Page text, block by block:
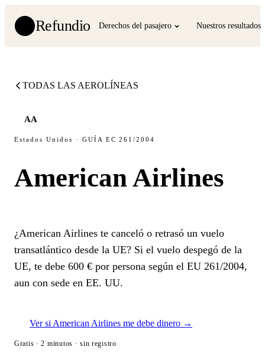
Refundio Derechos del pasajero Nuestros resultados
TODAS LAS AEROLÍNEAS
AA
Estados Unidos · GUÍA EC 261/2004
American Airlines
¿American Airlines te canceló o retrasó un vuelo
transatlántico desde la UE? Si el vuelo despegó de la
UE, te debe 600 € por persona según el EU 261/2004,
aun con sede en EE. UU.
Ver si American Airlines me debe dinero →
Gratis · 2 minutos · sin registro